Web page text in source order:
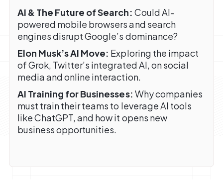
AI & The Future of Search: Could AI-
powered mobile browsers and search
engines disrupt Google’s dominance?
Elon Musk’s AI Move: Exploring the impact
of Grok, Twitter’s integrated AI, on social
media and online interaction.
AI Training for Businesses: Why companies
must train their teams to leverage AI tools
like ChatGPT, and how it opens new
business opportunities.